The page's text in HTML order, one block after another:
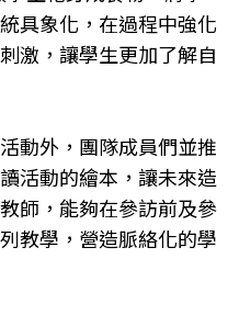
具象化，在過程中強化
激，讓學生更加了解自
動外，團隊成員們並推
活動的繪本，讓未來造
師，能夠在參訪前及參
教學，營造脈絡化的學